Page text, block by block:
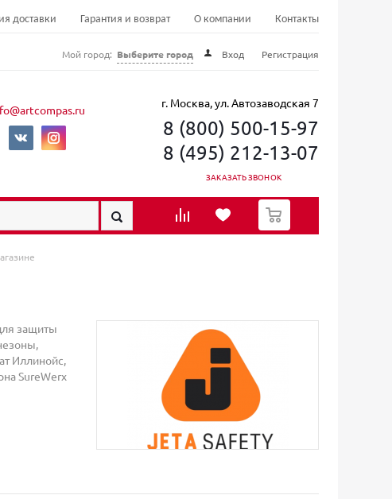
доставки Гарантия и возврат О компании Контакты
Мой город: Выберите город Вход Регистрация
г. Москва, ул. Автозаводская 7
8 (800) 500-15-97
8 (495) 212-13-07
ЗАКАЗАТЬ ЗВОНОК
0
защиты
Иллинойс,
SureWerx